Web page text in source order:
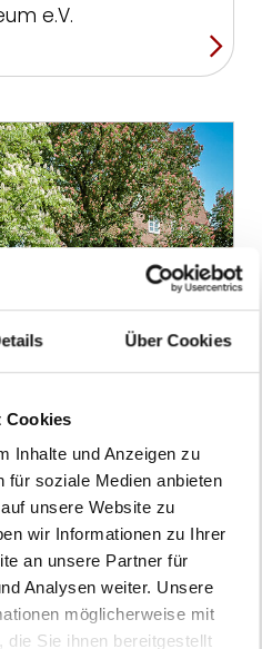
Über Cookies
Cookies
Inhalte und Anzeigen zu
für soziale Medien anbieten
unsere Website zu
wir Informationen zu Ihrer
an unsere Partner für
Analysen weiter. Unsere
möglicherweise mit
Sie ihnen bereitgestellt
e.V.